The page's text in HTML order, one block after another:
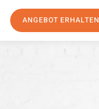
ANGEBOT ERHALTEN